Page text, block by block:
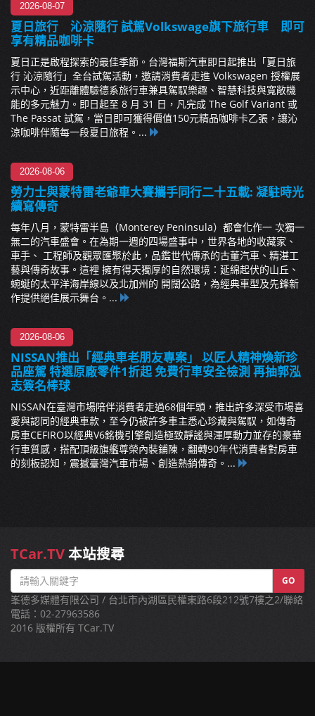
2026-08-07
夏日旅行 沁涼隨行 試駕Volkswage旗下旅行車 即可
享有精品咖啡卡
夏日正是啟程探索的最佳季節。台灣福斯汽車即日起推出「夏日旅
行 沁涼隨行」全台試駕活動，邀請消費者走進 Volkswagen 授權展
示中心，近距離體驗德系旅行車兼具駕馭樂趣、智慧科技與寬敞機
能的多元魅力。即日起至 8 月 31 日，凡完成 The Golf Variant 或
The Passat 試駕，當日即可獲得價值150元精品咖啡卡乙張，讓沁
涼咖啡伴隨每一段夏日旅程。...
2026-08-06
勞力士與蒙特雷老爺車大賽攜手同行二十五載: 凝駐時光
續寫傳奇
每年八月，蒙特雷半島（Monterey Peninsula）都會化作一 次獨一
無二的汽車盛會。在為期一週的四場盛事中，世界各地的收藏家、
車手、 工程師及觀眾匯聚於此，品鑑世代傳承的古董汽車、精湛工
藝與傳奇故事。這裡 擁有得天獨厚的自然環境：延綿起伏的山丘、
蜿蜒的太平洋海岸線以及北加州的 開闊公路，為經典車型及先鋒新
作提供絕佳展示舞台。...
2026-08-06
NISSAN推出「經典車老朋友專案」 以匠人精神煥新珍
品座駕 特選原廠零件1折起 免費行車安全檢測 再抽郭泓
志簽名棒球
NISSAN在臺灣市場陪伴消費者走過68個年頭，推出許多深受市場喜
愛與認同的經典車款，至今仍被許多車主悉心珍藏與駕馭，如傳奇
房車CEFIRO以經典V6銘機引擎創造極致靜謐與渾厚動力並存的豪華
行車質感，搭配頂級旗艦尊榮內裝鋪陳，翻轉90年代消費者對房車
的刻板認知，震撼臺灣汽車市場、創造熱銷傳奇。...
TCar.TV本站搜尋
GO
峯德多媒體有限公司 / 台北市內湖區民權東路6段212號7樓之2/聯絡
電話：02-27963586
2016 版權所有 TCar.TV